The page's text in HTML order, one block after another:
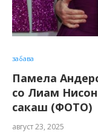
забава
Памела
со Лиам
сакаш (ФОТО)
август 23, 2025